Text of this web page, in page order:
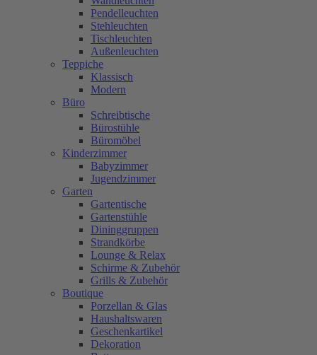
Pendelleuchten
Stehleuchten
Tischleuchten
Außenleuchten
Teppiche
Klassisch
Modern
Büro
Schreibtische
Bürostühle
Büromöbel
Kinderzimmer
Babyzimmer
Jugendzimmer
Garten
Gartentische
Gartenstühle
Dininggruppen
Strandkörbe
Lounge & Relax
Schirme & Zubehör
Grills & Zubehör
Boutique
Porzellan & Glas
Haushaltswaren
Geschenkartikel
Dekoration